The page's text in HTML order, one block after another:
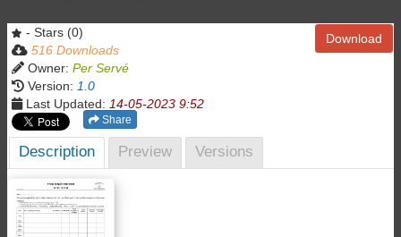
Download
- Stars (0)
516 Downloads
Owner: Per Servé
Version: 1.0
Last Updated: 14-05-2023 9:52
Share
Description Preview Versions